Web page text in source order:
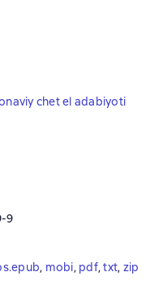
chet el adabiyoti
9
, mobi, pdf, txt, zip